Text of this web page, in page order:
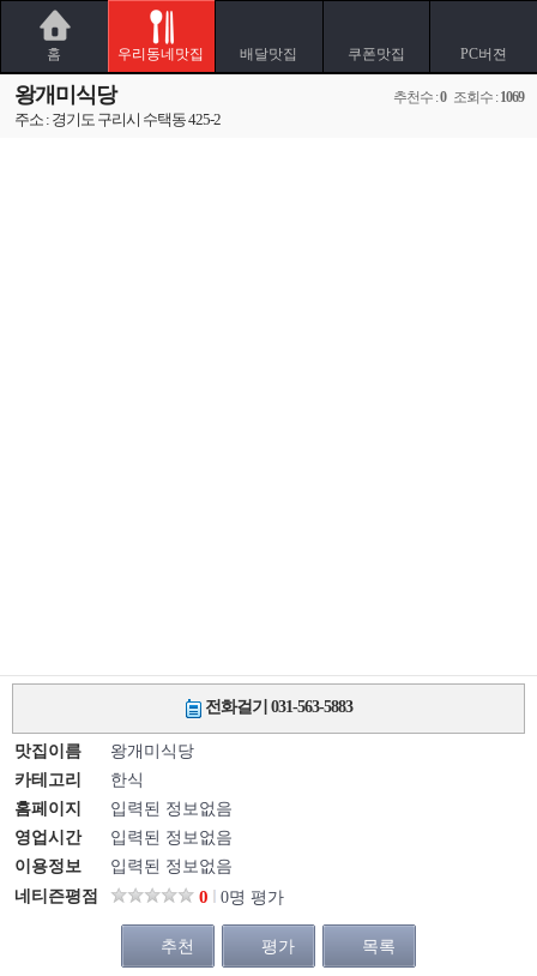
홈 우리동네맛집 배달맛집 쿠폰맛집 PC버젼
왕개미식당 추천수 :0조회수 :1069
주소 : 경기도 구리시 수택동 425-2
전화걸기 031-563-5883
맛집이름
왕개미식당
카테고리
한식
홈페이지
입력된 정보없음
영업시간
입력된 정보없음
이용정보
입력된 정보없음
네티즌평점
0 0명 평가
추천 평가 목록